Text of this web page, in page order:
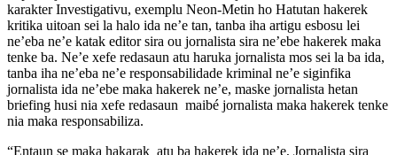
karakter Investigativu, exemplu Neon-Metin ho Hatutan hakerek
kritika uitoan sei la halo ida ne’e tan, tanba iha artigu esbosu lei
ne’eba ne’e katak editor sira ou jornalista sira ne’ebe hakerek maka
tenke ba. Ne’e xefe redasaun atu haruka jornalista mos sei la ba ida,
tanba iha ne’eba ne’e responsabilidade kriminal ne’e siginfika
jornalista ida ne’ebe maka hakerek ne’e, maske jornalista hetan
briefing husi nia xefe redasaun maibé jornalista maka hakerek tenke
nia maka responsabiliza.
“Entaun se maka hakarak atu ba hakerek ida ne’e, Jornalista sira